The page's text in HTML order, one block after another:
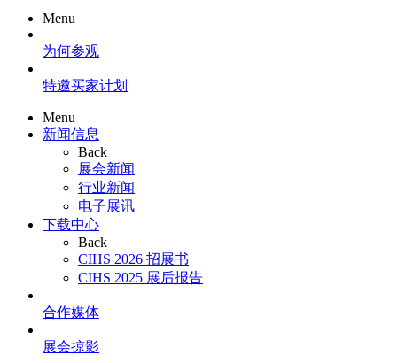
Menu
为何参观
特邀买家计划
Menu
新闻信息
Back
展会新闻
行业新闻
电子展讯
下载中心
Back
CIHS 2026 招展书
CIHS 2025 展后报告
合作媒体
展会掠影